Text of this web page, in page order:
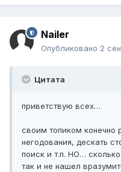
Nailer
Опубликовано 2
Цитата
приветствую всех…
своим топиком конечно
негодования, дескать
поиск и т.п. НО…
так и не нашел